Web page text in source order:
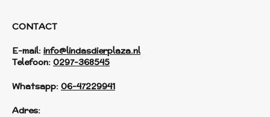
CONTACT
E-mail: info@lindasdierplaza.nl
Telefoon: 0297-368545
Whatsapp: 06-47229941
Adres: